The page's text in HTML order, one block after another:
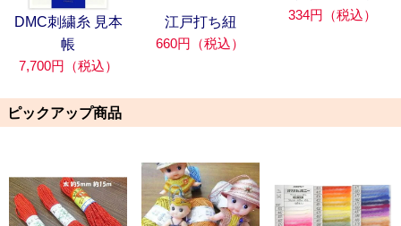
DMC刺繍糸 見本
帳
7,700円（税込）
江戸打ち紐
660円（税込）
334円（税込）
ピックアップ商品